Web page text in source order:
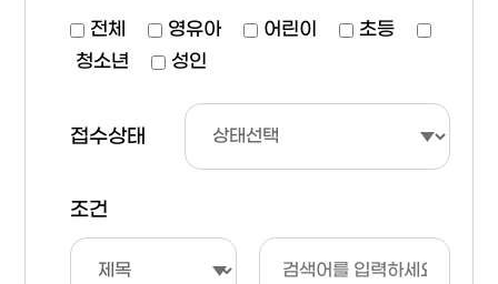
전체 영유아 어린이
초등
청소년
성인
접수상태
조건